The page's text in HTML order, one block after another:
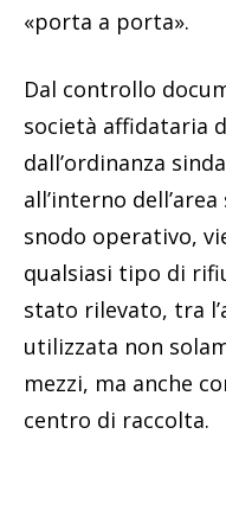
«porta a porta».
Dal controllo
società affidataria
dall’ordinanza
all’interno
snodo operativo,
qualsiasi tipo di
stato rilevato, tra
utilizzata non
mezzi, ma anche
centro di raccolta.